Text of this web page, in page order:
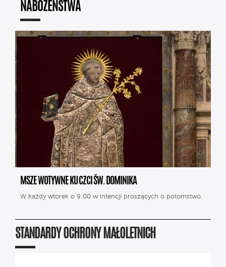
NABOŻEŃSTWA
MSZE WOTYWNE KU CZCI ŚW. DOMINIKA
W każdy wtorek o 9:00 w intencji proszących o potomstwo.
STANDARDY OCHRONY MAŁOLETNICH